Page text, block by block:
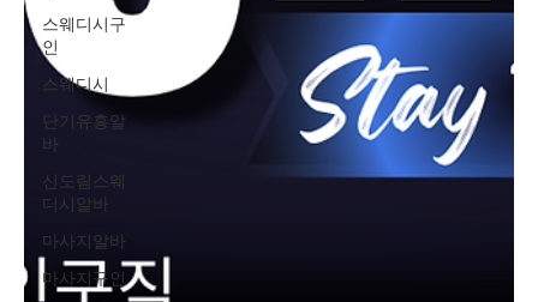
스웨디시구
인
스웨디시
단기유흥알
바
신도림스웨
디시알바
마사지알바
마사지구인